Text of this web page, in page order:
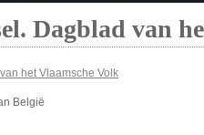
Dagblad van
het Vlaamsche Volk
België